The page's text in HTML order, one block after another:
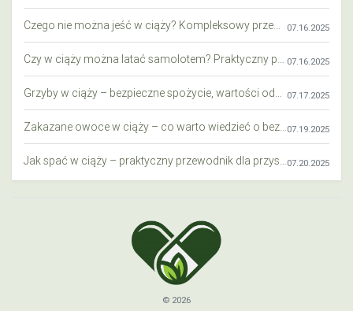
07.16.2025
07.16.2025
07.17.2025
07.19.2025
07.20.2025
© 2026